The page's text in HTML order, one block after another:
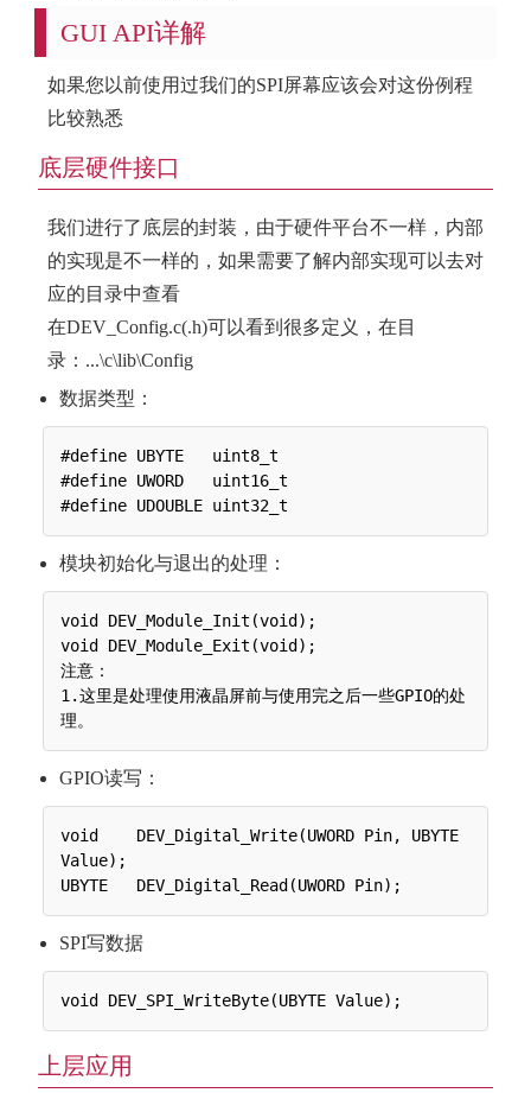
GUI API详解
如果您以前使用过我们的SPI屏幕应该会对这份例程
比较熟悉
底层硬件接口
我们进行了底层的封装，由于硬件平台不一样，内部
的实现是不一样的，如果需要了解内部实现可以去对
应的目录中查看
在DEV_Config.c(.h)可以看到很多定义，在目
录：...\c\lib\Config
数据类型：
#define UBYTE   uint8_t
#define UWORD   uint16_t
模块初始化与退出的处理：
void DEV_Module_Init(void);
void DEV_Module_Exit(void);
注意：
1.这里是处理使用液晶屏前与使用完之后一些GPIO的处
GPIO读写：
void 	DEV_Digital_Write(UWORD Pin, UBYTE
Value);
SPI写数据
上层应用